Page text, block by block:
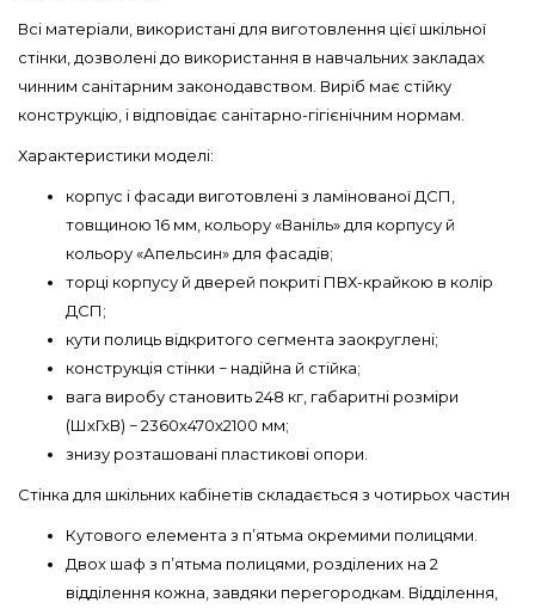
Всі матеріали, використані для виготовлення цієї шкільної
стінки, дозволені до використання в навчальних закладах
чинним санітарним законодавством. Виріб має стійку
конструкцію, і відповідає санітарно-гігієнічним нормам.
Характеристики моделі:
корпус і фасади виготовлені з ламінованої ДСП,
товщиною 16 мм, кольору «Ваніль» для корпусу й
кольору «Апельсин» для фасадів;
торці корпусу й дверей покриті ПВХ-крайкою в колір
ДСП;
кути полиць відкритого сегмента заокруглені;
конструкція стінки − надійна й стійка;
вага виробу становить 248 кг, габаритні розміри
(ШхГхВ) − 2360х470х2100 мм;
знизу розташовані пластикові опори.
Стінка для шкільних кабінетів складається з чотирьох частин
Кутового елемента з п’ятьма окремими полицями.
Двох шаф з п’ятьма полицями, розділених на 2
відділення кожна, завдяки перегородкам. Відділення,